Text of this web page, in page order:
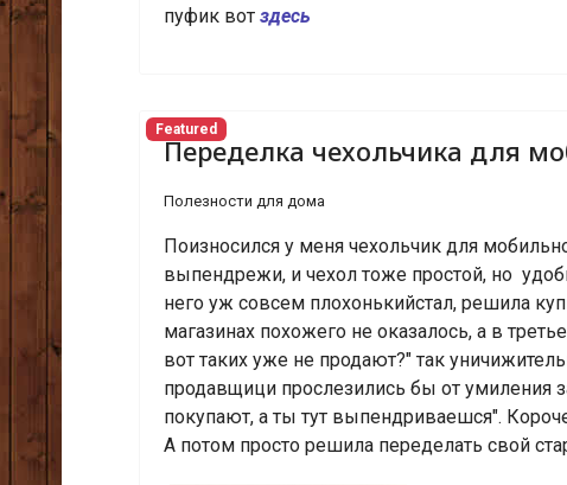
пуфик вот здесь
Featured
Переделка чехольчика для
Полезности для дома
Поизносился у меня чехольчик для
выпендрежи, и чехол тоже простой, но
него уж совсем плохонькийстал, решила
магазинах похожего не оказалось, а в
вот таких уже не продают?" так
продавщици прослезились бы от умиления
покупают, а ты тут выпендриваешся".
А потом просто решила переделать свой